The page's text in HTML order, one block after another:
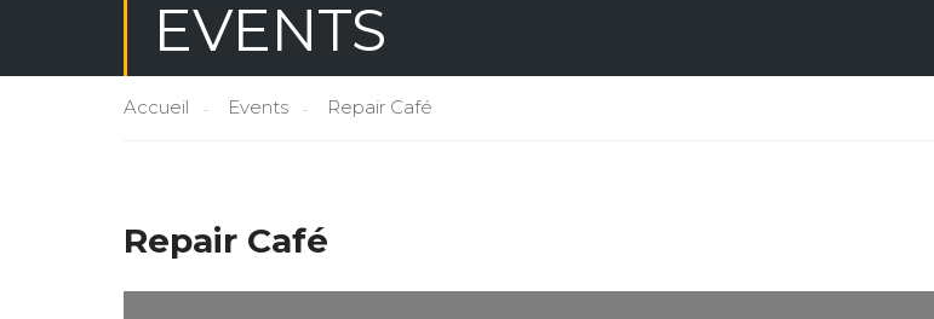
EVENTS
Accueil Events Repair Café
Repair Café